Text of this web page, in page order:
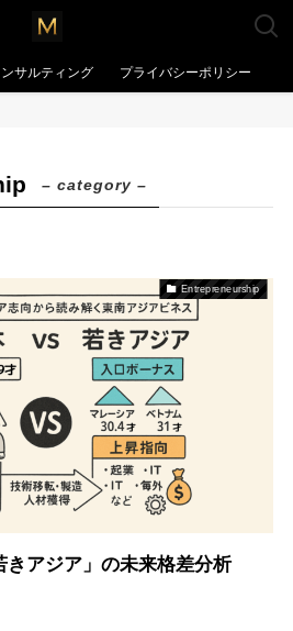
サルティング プライバシーポリシー
– category –
Entrepreneurship
きアジア」の未来格差分析